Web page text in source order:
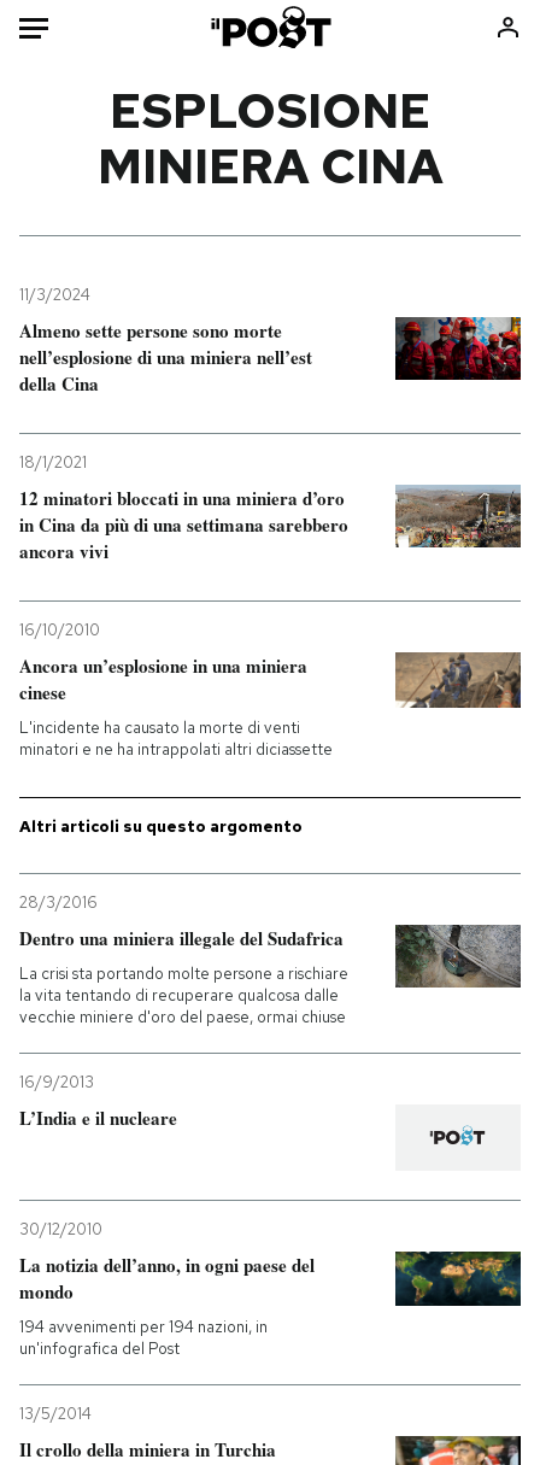
HOME
Mondo
Tecnologia
Internet
Scienza
Libri
Ok Boomer!
Mondiali calcio 2026
NEWSLETTER
I MIEI PREFERITI
SHOP
CALENDARIO
AREA PERSONALE
ESPLOSIONE
MINIERA CINA
11/3/2024
Almeno sette persone sono morte
nell’esplosione di una miniera nell’est
della Cina
18/1/2021
12 minatori bloccati in una miniera d’oro
in Cina da più di una settimana sarebbero
ancora vivi
16/10/2010
Ancora un’esplosione in una miniera
cinese
L'incidente ha causato la morte di venti
minatori e ne ha intrappolati altri diciassette
Altri articoli su questo argomento
28/3/2016
Dentro una miniera illegale del Sudafrica
La crisi sta portando molte persone a rischiare
la vita tentando di recuperare qualcosa dalle
vecchie miniere d'oro del paese, ormai chiuse
16/9/2013
L’India e il nucleare
30/12/2010
La notizia dell’anno, in ogni paese del
mondo
194 avvenimenti per 194 nazioni, in
un'infografica del Post
13/5/2014
Il crollo della miniera in Turchia